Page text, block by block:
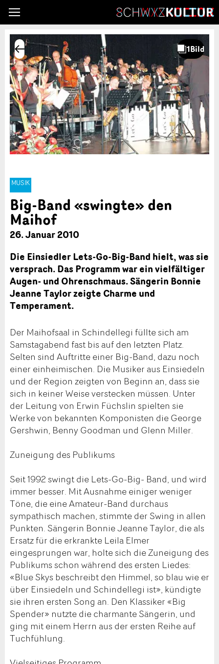
MUSIK
Big-Band «swingte» den
Maihof
26. Januar 2010
Die Einsiedler Lets-Go-Big-Band hielt, was sie
versprach. Das Programm war ein vielfältiger
Augen- und Ohrenschmaus. Sängerin Bonnie
Jeanne Taylor zeigte Charme und
Temperament.
Der Maihofsaal in Schindellegi füllte sich am
Samstagabend fast bis auf den letzten Platz.
Selten sind Auftritte einer Big-Band, dazu noch
einer einheimischen. Die Musiker aus Einsiedeln
und der Region zeigten von Beginn an, dass sie
sich in keiner Weise verstecken müssen. Unter
der Leitung von Erwin Füchslin spielten sie
Werke von bekannten Komponisten die George
Gershwin, Benny Goodman und Glenn Miller.
Zuneigung des Publikums
Seit 1992 swingt die Lets-Go-Big- Band, und wird
immer besser. Mit Ausnahme einiger weniger
Töne, die eine Amateur-Band durchaus
sympathisch machen, stimmte der Swing in allen
Punkten. Sängerin Bonnie Jeanne Taylor, die als
Ersatz für die erkrankte Leila Elmer
eingesprungen war, holte sich die Zuneigung des
Publikums schon während des ersten Liedes:
«Blue Skys beschreibt den Himmel, so blau wie er
über Einsiedeln und Schindellegi ist», kündigte
sie ihren ersten Song an. Den Klassiker «Big
Spender» nutzte die charmante Sängerin, und
ging mit einem Herrn aus der ersten Reihe auf
Tuchfühlung.